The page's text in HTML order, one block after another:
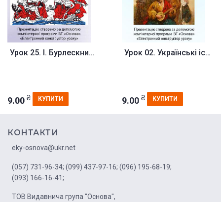
Урок 25. І. Бурлескний гумор, ...
9.00 ₴ КУПИТИ
Урок 02. Українські історичні ...
9.00 ₴ КУПИТИ
КОНТАКТИ
eky-osnova@ukr.net
(057) 731-96-34; (099) 437-97-16; (096) 195-68-19;
(093) 166-16-41;
ТОВ Видавнича група "Основа",